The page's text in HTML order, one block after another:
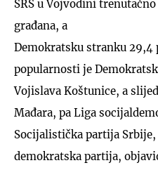
SRS u Vojvodini
građana, a
Demokratsku stranku 29,4
popularnosti je
Vojislava Koštunice, a
Mađara, pa Liga
Socijalistička partija
demokratska partija,